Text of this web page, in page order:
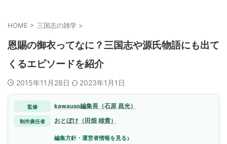
HOME > 三国志の雑学 >
恩賜の御衣ってなに？三国志や源氏物語にも出て
くるエピソードを紹介
2015年11月28日 2023年1月1日
監修 kawauso編集長（石原 昌光）
制作責任者 おとぼけ（田畑 雄貴）
編集方針・運営者情報を見る›